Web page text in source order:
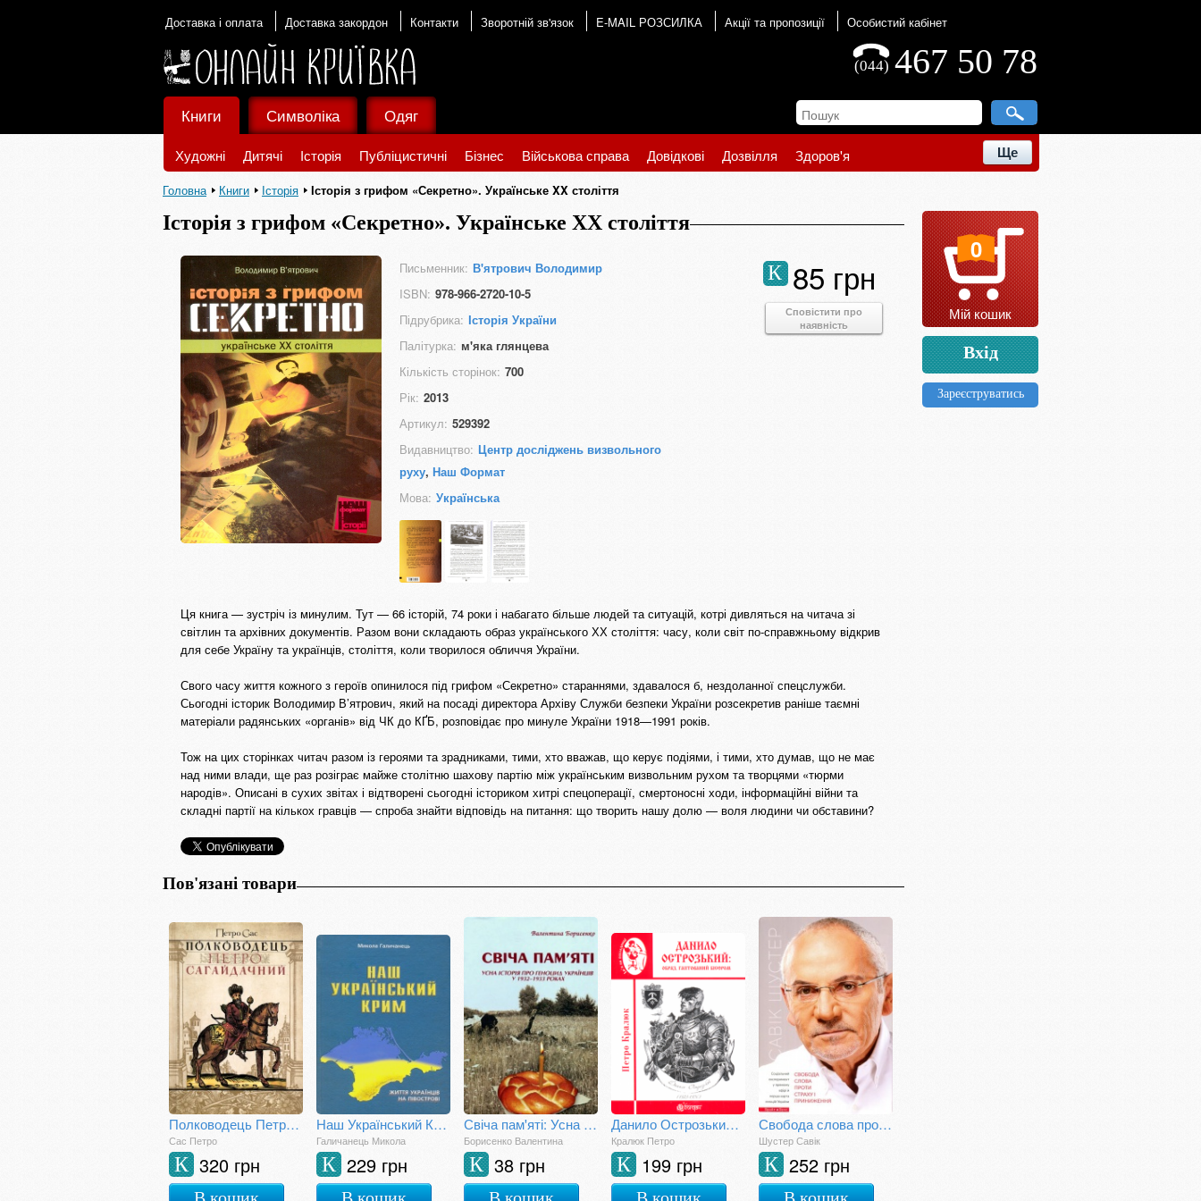
Доставка і оплата Доставка закордон Контакти Зворотній зв'язок E-MAIL РОЗСИЛКА Акції та пропозиції Особистий кабінет
467 50 78
(044)
Книги
Художні Дитячі Історія Публіцистичні Бізнес Військова справа Довідкові Дозвілля Здоров'я Ще
Символіка Одяг
Головна Книги Історія Історія з грифом «Секретно». Українське XX століття
Історія з грифом «Секретно». Українське XX століття
Письменник: В'ятрович Володимир
ISBN: 978-966-2720-10-5
Підрубрика: Історія України
Палітурка: м'яка глянцева
Кількість сторінок: 700
Рік: 2013
Артикул: 529392
Видавництво: Центр досліджень визвольного
руху, Наш Формат
Мова: Українська
85 грн
К
Сповістити про
наявність
Ця книга — зустріч із минулим. Тут — 66 історій, 74 роки і набагато більше людей та ситуацій, котрі дивляться на читача зі
світлин та архівних документів. Разом вони складають образ українського ХХ століття: часу, коли світ по-справжньому відкрив
для себе Україну та українців, століття, коли творилося обличчя України.
Свого часу життя кожного з героїв опинилося під грифом «Секретно» стараннями, здавалося б, нездоланної спецслужби.
Сьогодні історик Володимир В’ятрович, який на посаді директора Архіву Служби безпеки України розсекретив раніше таємні
матеріали радянських «органів» від ЧК до КҐБ, розповідає про минуле України 1918—1991 років.
Тож на цих сторінках читач разом із героями та зрадниками, тими, хто вважав, що керує подіями, і тими, хто думав, що не має
над ними влади, ще раз розіграє майже столітню шахову партію між українським визвольним рухом та творцями «тюрми
народів». Описані в сухих звітах і відтворені сьогодні істориком хитрі спецоперації, смертоносні ходи, інформаційні війни та
складні партії на кількох гравців — спроба знайти відповідь на питання: що творить нашу долю — воля людини чи обставини?
Пов'язані товари
Полководець Петро Сагайдачний
Сас Петро
320 грн
К
Наш Український Крим. Життя українців на півострові
Галичанець Микола
229 грн
К
Свіча пам'яті: Усна історія про геноцид українців у 1932-1933 роках
Борисенко Валентина
38 грн
К
Данило Острозький: образ, гаптований бісером
Кралюк Петро
199 грн
К
Свобода слова проти страху і приниження
Шустер Савік
252 грн
К
0
Мій кошик
Вхід
Зареєструватись